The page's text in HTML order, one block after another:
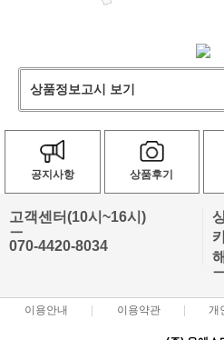
상품정보고시 보기
공지사항 상품후기
고객센터(10시~16시)
ㅡ
070-4420-8034
이용안내 이용약관 개